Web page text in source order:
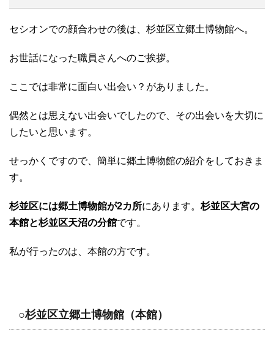
セシオンでの顔合わせの後は、杉並区立郷土博物館へ。
お世話になった職員さんへのご挨拶。
ここでは非常に面白い出会い？がありました。
偶然とは思えない出会いでしたので、その出会いを大切に
したいと思います。
せっかくですので、簡単に郷土博物館の紹介をしておきま
す。
杉並区には郷土博物館が2カ所にあります。 杉並区大宮の
本館と杉並区天沼の分館です。
私が行ったのは、本館の方です。
○杉並区立郷土博物館（本館）